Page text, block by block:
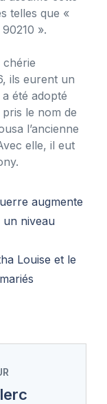
telles que «
».
chérie
ils eurent un
été adopté
le nom de
l’ancienne
elle, il eut
augmente
un niveau
Louise et le